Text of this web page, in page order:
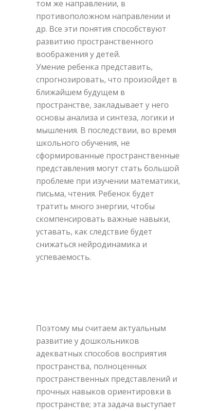
том же направлении, в
противоположном направлении и
др. Все эти понятия способствуют
развитию пространственного
воображения у детей.
Умение ребенка представить,
спрогнозировать, что произойдет в
ближайшем будущем в
пространстве, закладывает у него
основы анализа и синтеза, логики и
мышления. В последствии, во время
школьного обучения, не
сформированные пространственные
представления могут стать большой
проблеме при изучении математики,
письма, чтения. Ребенок будет
тратить много энергии, чтобы
скомпенсировать важные навыки,
уставать, как следствие будет
снижаться нейродинамика и
успеваемость.
Поэтому мы считаем актуальным
развитие у дошкольников
адекватных способов восприятия
пространства, полноценных
пространственных представлений и
прочных навыков ориентировки в
пространстве; эта задача выступает